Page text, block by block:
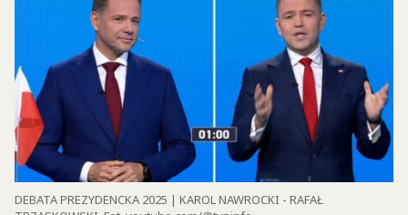
DEBATA PREZYDENCKA 2025 | KAROL NAWROCKI - RAFAŁ